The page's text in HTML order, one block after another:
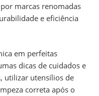
marcas renomadas
e eficiência
em perfeitas
dicas de cuidados e
utilizar utensílios de
correta após o